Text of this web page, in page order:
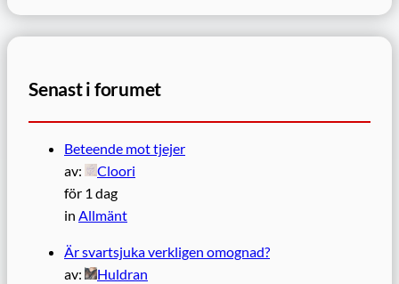
Senast i forumet
Beteende mot tjejer
av:
Cloori
för 1 dag
in Allmänt
Är svartsjuka verkligen omognad?
av:
Huldran